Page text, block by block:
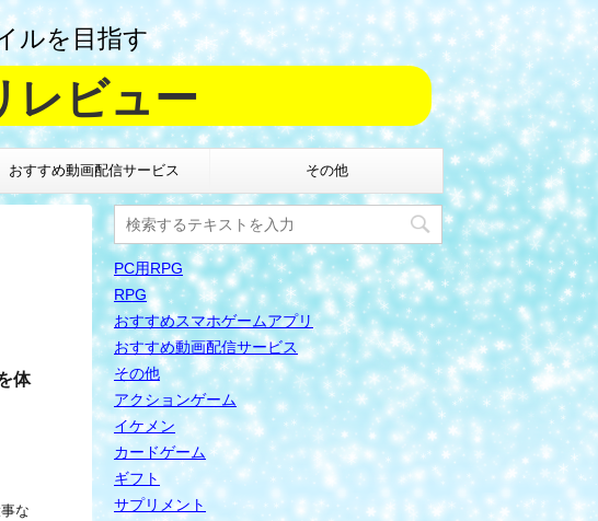
ルを目指す
レビュー
おすすめ動画配信サービス その他
体
な
PC用RPG
RPG
おすすめスマホゲームアプリ
おすすめ動画配信サービス
その他
アクションゲーム
イケメン
カードゲーム
ギフト
サプリメント